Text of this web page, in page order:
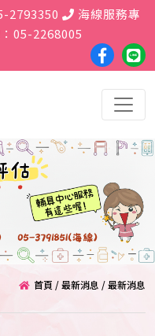
2793350
海線服務專
05-2268005
絲
團
好
友
首頁 /最新消息 /最新消息